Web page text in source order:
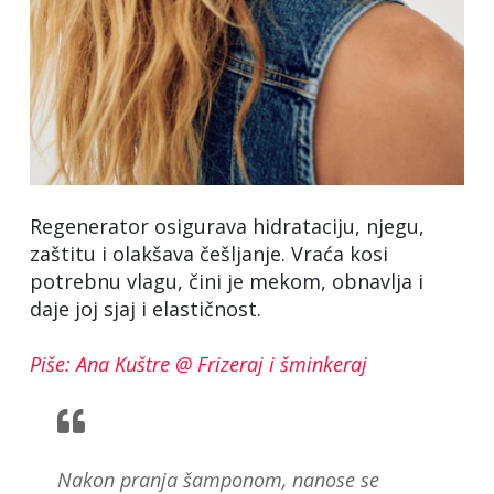
Regenerator osigurava hidrataciju, njegu,
zaštitu i olakšava češljanje. Vraća kosi
potrebnu vlagu, čini je mekom, obnavlja i
daje joj sjaj i elastičnost.
Piše: Ana Kuštre @ Frizeraj i šminkeraj
Nakon pranja šamponom, nanose se